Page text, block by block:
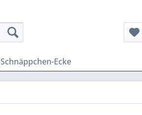
Schnäppchen-Ecke